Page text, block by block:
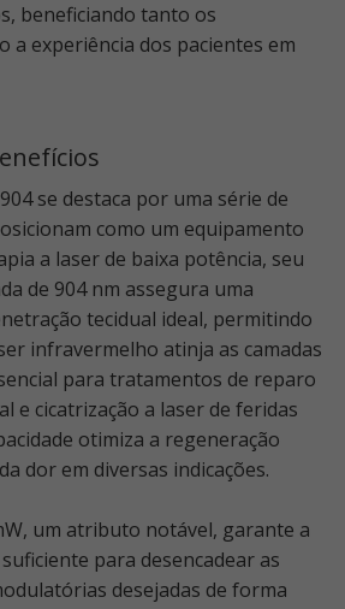
beneficiando tanto os
a experiência dos pacientes em
se destaca por uma série de
como um equipamento
a laser de baixa potência, seu
de 904 nm assegura uma
tecidual ideal, permitindo
infravermelho atinja as camadas
para tratamentos de reparo
e cicatrização a laser de feridas
otimiza a regeneração
dor em diversas indicações.
um atributo notável, garante a
para desencadear as
desejadas de forma